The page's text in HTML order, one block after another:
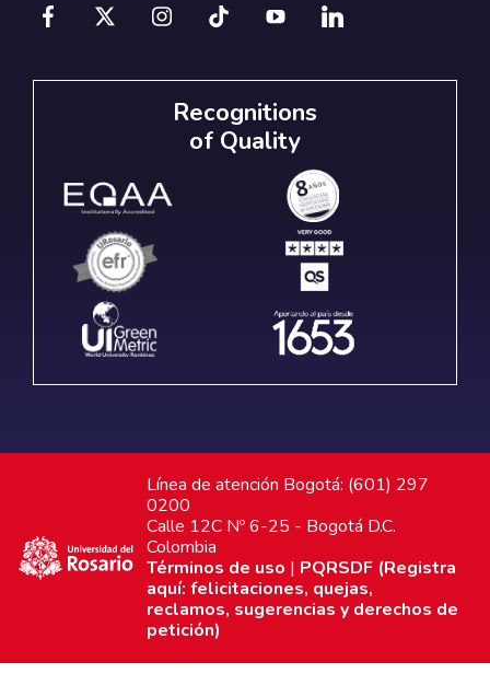
Recognitions
of Quality
Línea de atención Bogotá: (601) 297
0200
Calle 12C Nº 6-25 - Bogotá D.C.
Colombia
Términos de uso | PQRSDF (Registra
aquí: felicitaciones, quejas,
reclamos, sugerencias y derechos de
petición)